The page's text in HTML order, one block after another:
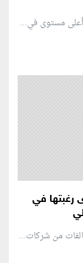
مستوى في...
رغبتها في